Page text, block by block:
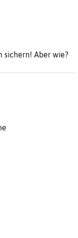
sichern! Aber wie?